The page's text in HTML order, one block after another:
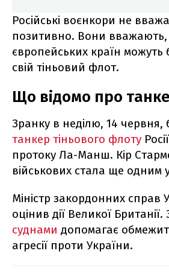
Російські воєнкори не
позитивно. Вони вважають,
європейських країн
свій тіньовий флот.
Що відомо про
Зранку в неділю, 14 червня,
танкер тіньового флоту
протоку Ла-Манш. Кір
військових стала ще одним
Міністр закордонних справ
оцінив дії Великої
суднами допомагає
агресії проти України.